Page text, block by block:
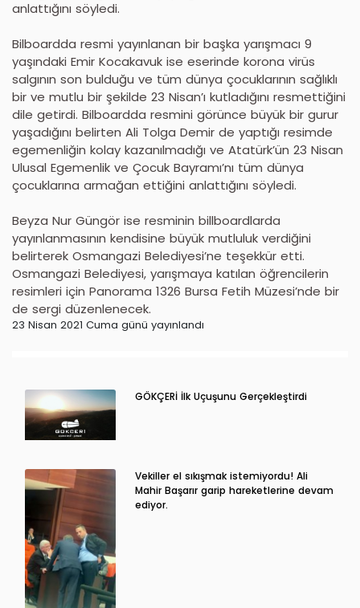
anlattığını söyledi.
Bilboardda resmi yayınlanan bir başka yarışmacı 9
yaşındaki Emir Kocakavuk ise eserinde korona virüs
salgının son bulduğu ve tüm dünya çocuklarının sağlıklı
bir ve mutlu bir şekilde 23 Nisan’ı kutladığını resmettiğini
dile getirdi. Bilboardda resmini görünce büyük bir gurur
yaşadığını belirten Ali Tolga Demir de yaptığı resimde
egemenliğin kolay kazanılmadığı ve Atatürk’ün 23 Nisan
Ulusal Egemenlik ve Çocuk Bayramı’nı tüm dünya
çocuklarına armağan ettiğini anlattığını söyledi.
Beyza Nur Güngör ise resminin billboardlarda
yayınlanmasının kendisine büyük mutluluk verdiğini
belirterek Osmangazi Belediyesi’ne teşekkür etti.
Osmangazi Belediyesi, yarışmaya katılan öğrencilerin
resimleri için Panorama 1326 Bursa Fetih Müzesi’nde bir
de sergi düzenlenecek.
23 Nisan 2021 Cuma günü yayınlandı
GÖKÇERİ İlk Uçuşunu Gerçekleştirdi
Vekiller el sıkışmak istemiyordu! Ali
Mahir Başarır garip hareketlerine devam
ediyor.